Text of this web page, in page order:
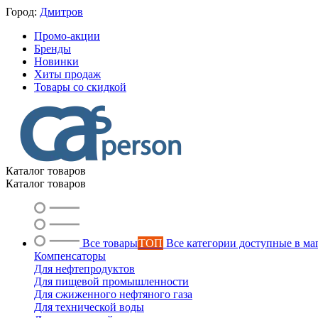
Город: Дмитров
Промо-акции
Бренды
Новинки
Хиты продаж
Товары со скидкой
Каталог товаров
Каталог товаров
Все товарыТОП Все категории доступные в
Компенсаторы
Для нефтепродуктов
Для пищевой промышленности
Для сжиженного нефтяного газа
Для технической воды